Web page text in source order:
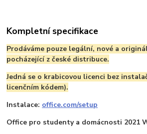
Kompletní specifikace
Prodáváme pouze legální, nové a
pocházející z české distribuce.
Jedná se o krabicovou licenci bez
licenčním kódem).
Instalace: office.com/setup
Office pro studenty a domácnosti 2021